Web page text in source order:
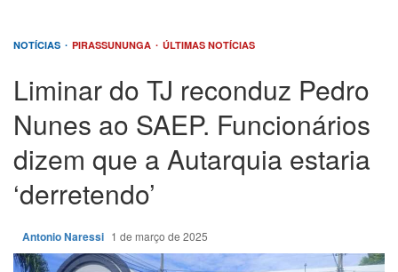
NOTÍCIAS PIRASSUNUNGA ÚLTIMAS NOTÍCIAS
Liminar do TJ reconduz Pedro
Nunes ao SAEP. Funcionários
dizem que a Autarquia estaria
‘derretendo’
Antonio Naressi 1 de março de 2025